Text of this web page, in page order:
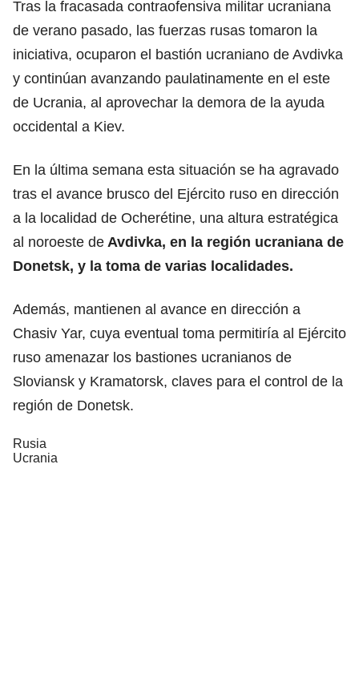
Tras la fracasada contraofensiva militar ucraniana
de verano pasado, las fuerzas rusas tomaron la
iniciativa, ocuparon el bastión ucraniano de Avdivka
y continúan avanzando paulatinamente en el este
de Ucrania, al aprovechar la demora de la ayuda
occidental a Kiev.
En la última semana esta situación se ha agravado
tras el avance brusco del Ejército ruso en dirección
a la localidad de Ocherétine, una altura estratégica
al noroeste de Avdivka, en la región ucraniana de
Donetsk, y la toma de varias localidades.
Además, mantienen al avance en dirección a
Chasiv Yar, cuya eventual toma permitiría al Ejército
ruso amenazar los bastiones ucranianos de
Sloviansk y Kramatorsk, claves para el control de la
región de Donetsk.
Rusia
Ucrania